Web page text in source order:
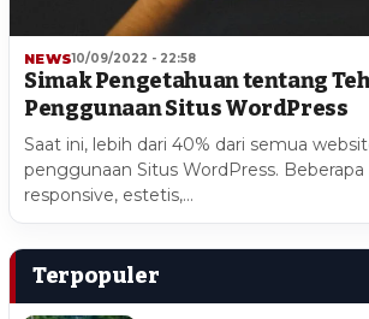
NEWS10/09/2022 - 22:58
Simak Pengetahuan tentang
Penggunaan Situs WordPress
Saat ini, lebih dari 40% dari semua
penggunaan Situs WordPress. Beberapa
responsive, estetis,…
Terpopuler